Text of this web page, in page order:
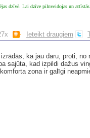
dzīvē. Lai dzīve pilnveidojas un attīstās.
Ieteikt draugiem
ka jau daru, proti, no
sajūta, kad izpildi dažus
zona ir galīgi